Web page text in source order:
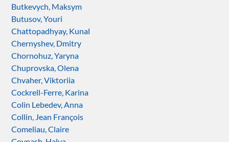
Butkevych, Maksym
Butusov, Youri
Chattopadhyay, Kunal
Chernyshev, Dmitry
Chornohuz, Yaryna
Chuprovska, Olena
Chvaher, Viktoriia
Cockrell-Ferre, Karina
Colin Lebedev, Anna
Collin, Jean François
Comeliau, Claire